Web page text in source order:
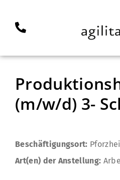
(m/w/d) 3-
Beschäftigungsort:
Art(en) der Anstellung: